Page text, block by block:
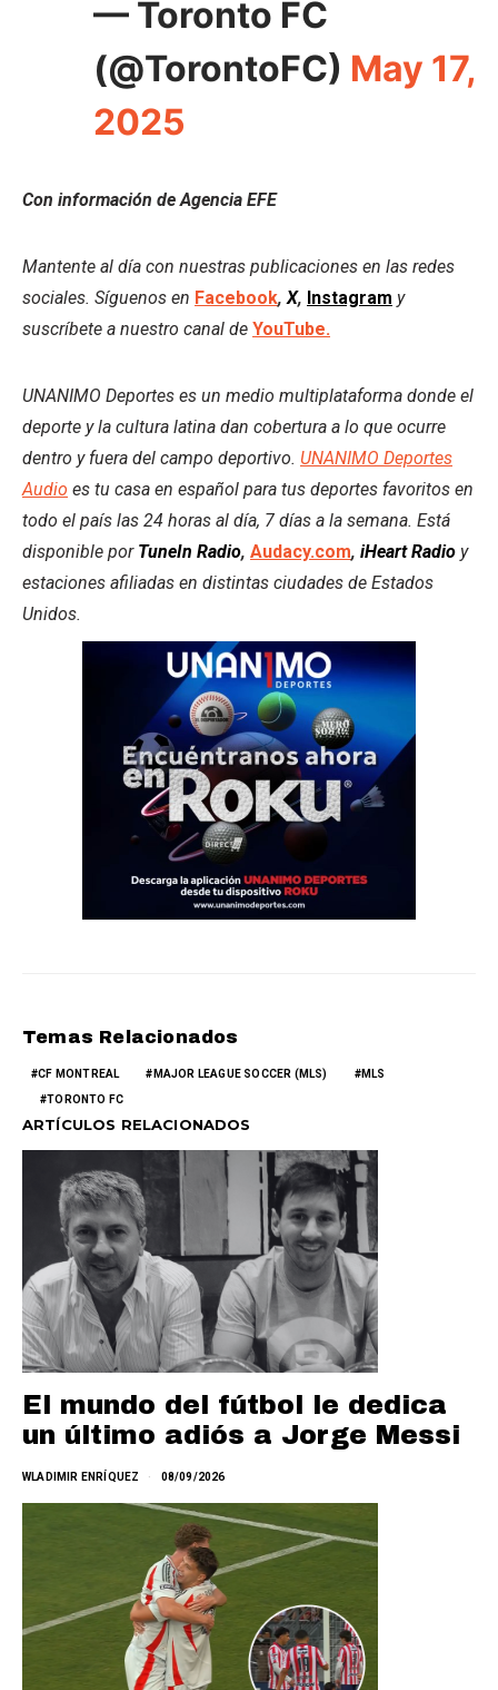
— Toronto FC
(@TorontoFC) May 17,
2025
Con información de Agencia EFE
Mantente al día con nuestras publicaciones en las redes
sociales. Síguenos en Facebook,X, Instagram y
suscríbete a nuestro canal de YouTube.
UNANIMO Deportes es un medio multiplataforma donde el
deporte y la cultura latina dan cobertura a lo que ocurre
dentro y fuera del campo deportivo. UNANIMO Deportes
Audio es tu casa en español para tus deportes favoritos en
todo el país las 24 horas al día, 7 días a la semana. Está
disponible por TuneIn Radio, Audacy.com, iHeart Radio y
estaciones afiliadas en distintas ciudades de Estados
Unidos.
Temas Relacionados
CF MONTREAL MAJOR LEAGUE SOCCER (MLS) MLS
TORONTO FC
ARTÍCULOS RELACIONADOS
El mundo del fútbol le dedica
un último adiós a Jorge Messi
WLADIMIR ENRÍQUEZ 08/09/2026